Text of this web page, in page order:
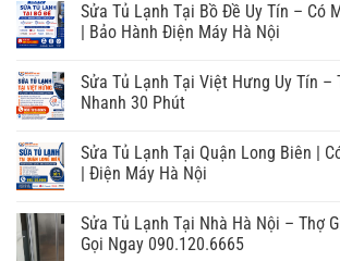
Sửa Tủ Lạnh Tại Bồ Đề Uy Tín – Có
| Bảo Hành Điện Máy Hà Nội
Sửa Tủ Lạnh Tại Việt Hưng Uy Tín –
Nhanh 30 Phút
Sửa Tủ Lạnh Tại Quận Long Biên |
| Điện Máy Hà Nội
Sửa Tủ Lạnh Tại Nhà Hà Nội – Thợ
Gọi Ngay 090.120.6665